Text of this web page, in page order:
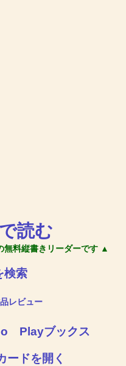
読む
無料縦書きリーダーです ▲
検索
レビュー
Playブックス
ードを開く